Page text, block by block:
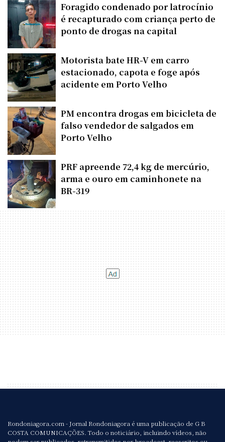
Foragido condenado por latrocínio
é recapturado com criança perto de
ponto de drogas na capital
Motorista bate HR-V em carro
estacionado, capota e foge após
acidente em Porto Velho
PM encontra drogas em bicicleta de
falso vendedor de salgados em
Porto Velho
PRF apreende 72,4 kg de mercúrio,
arma e ouro em caminhonete na
BR-319
Rondoniagora.com - Jornal Rondoniagora é uma publicação de G B
COSTA COMUNICAÇÕES. Todo o noticiário, incluindo vídeos, não